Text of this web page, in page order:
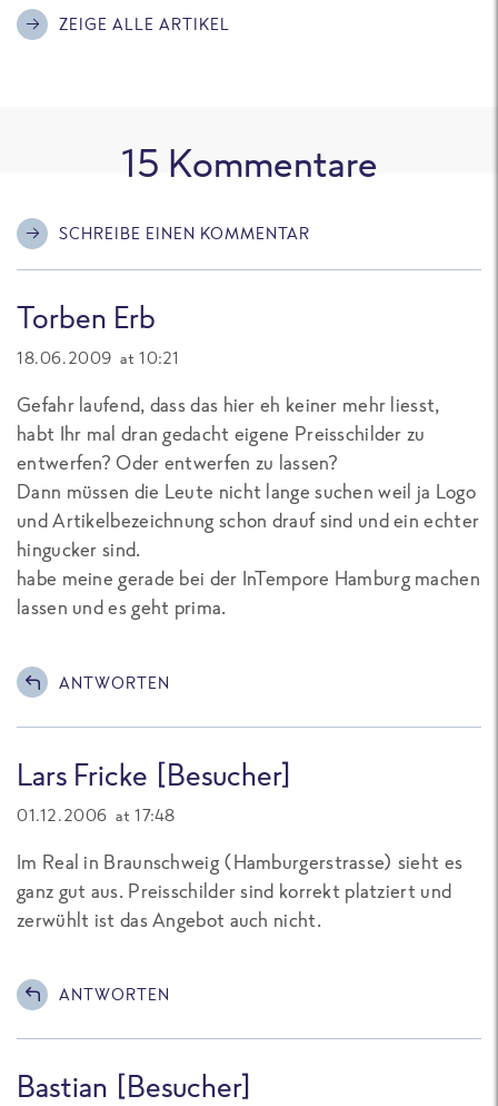
ZEIGE ALLE ARTIKEL
15 Kommentare
SCHREIBE EINEN KOMMENTAR
Torben Erb
18.06.2009 at 10:21
Gefahr laufend, dass das hier eh keiner mehr liesst,
habt Ihr mal dran gedacht eigene Preisschilder zu
entwerfen? Oder entwerfen zu lassen?
Dann müssen die Leute nicht lange suchen weil ja Logo
und Artikelbezeichnung schon drauf sind und ein echter
hingucker sind.
habe meine gerade bei der InTempore Hamburg machen
lassen und es geht prima.
ANTWORTEN
Lars Fricke [Besucher]
01.12.2006 at 17:48
Im Real in Braunschweig (Hamburgerstrasse) sieht es
ganz gut aus. Preisschilder sind korrekt platziert und
zerwühlt ist das Angebot auch nicht.
ANTWORTEN
Bastian [Besucher]